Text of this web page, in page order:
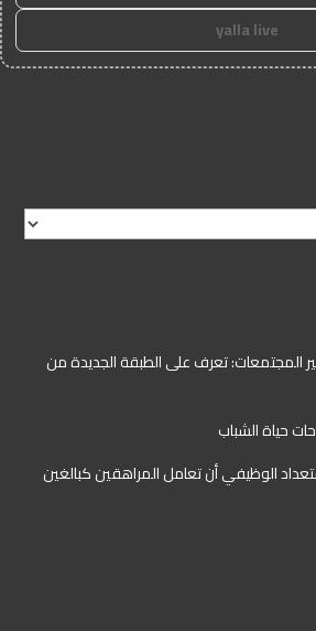
yalla live
المجتمعات: تعرف على الطبقة الجديدة من
حياة الشباب
الوظيفي أن تعامل المراهقين كبالغين